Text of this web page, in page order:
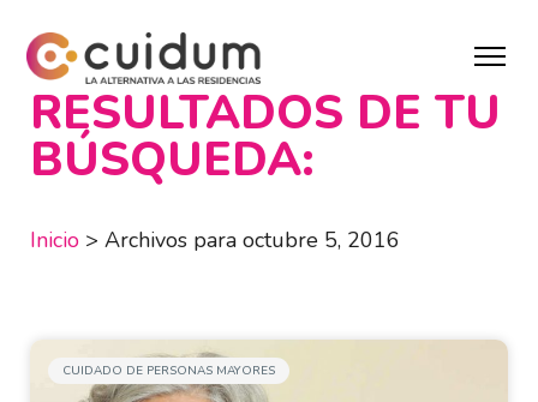
RESULTADOS DE TU
BÚSQUEDA:
Inicio > Archivos para octubre 5, 2016
CUIDADO DE PERSONAS MAYORES